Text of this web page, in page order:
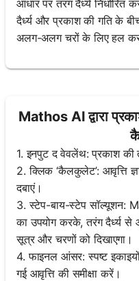
आधार पर तरंग दैर्ध्य
दैर्ध्य और प्रकाश की गति के
अलग-अलग चरों के लिए हल
Mathos AI द्वारा
1. इनपुट द वेवलेंथ: प्रकाश की
2. क्लिक ‘कैलकुलेट’: आवृत्ति
दबाएं।
3. स्टेप-बाय-स्टेप सॉल्यूशन:
का उपयोग करके, तरंग दैर्ध्य से
सूत्र और चरणों को दिखाएगा।
4. फाइनल आंसर: स्पष्ट
गई आवृत्ति की समीक्षा करें।